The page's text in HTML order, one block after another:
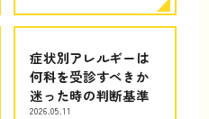
症状別アレルギーは
何科を受診すべきか
迷った時の判断基準
2026.05.11